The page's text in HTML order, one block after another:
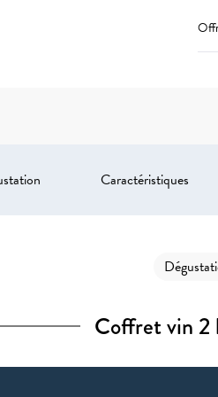
Caractéristiques
Coffret vin 2